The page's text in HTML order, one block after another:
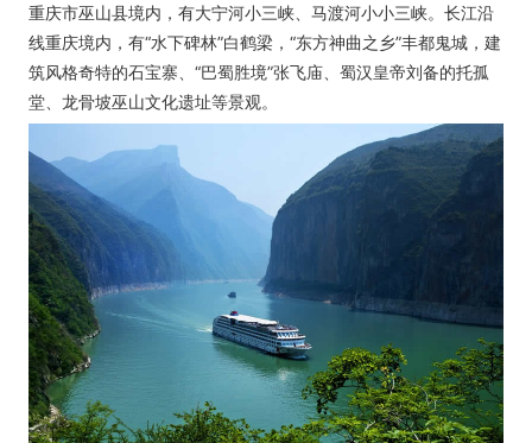
重庆市巫山县境内，有大宁河小三峡、马渡河小小三峡。长江沿
线重庆境内，有“水下碑林”白鹤梁，“东方神曲之乡”丰都鬼城，建
筑风格奇特的石宝寨、“巴蜀胜境”张飞庙、蜀汉皇帝刘备的托孤
堂、龙骨坡巫山文化遗址等景观。